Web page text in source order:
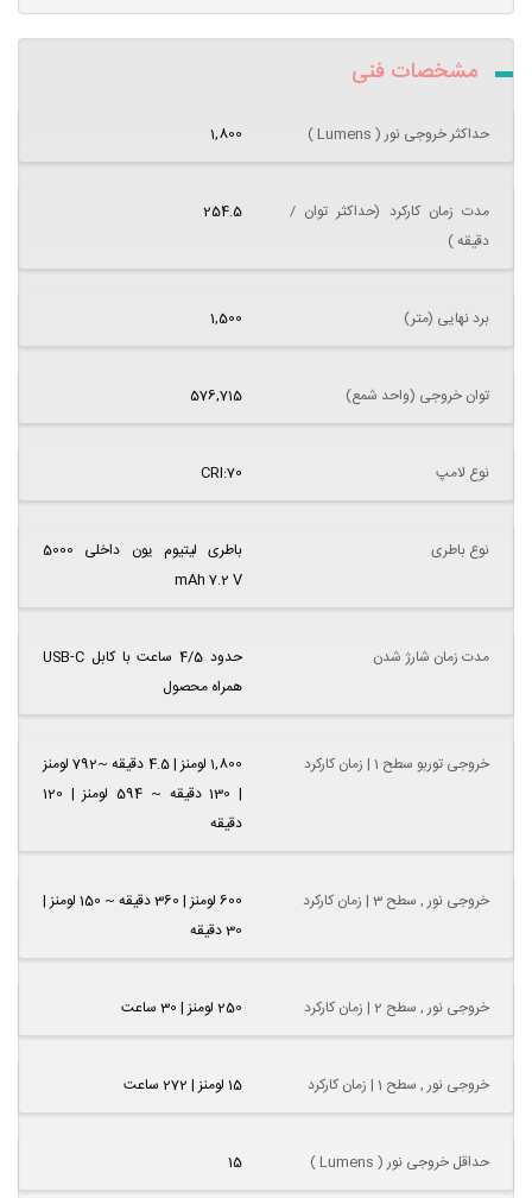
مشخصات فنی
حداکثر خروجی نور ( Lumens ) 1,800
مدت زمان کارکرد (حداکثر توان /
دقیقه )
254.5
برد نهایی (متر) 1,500
توان خروجی (واحد شمع) 576,715
نوع لامپ CRI:70
نوع باطری
باطری لیتیوم یون داخلی 5000
mAh 7.2 V
مدت زمان شارژ شدن
حدود 4/5 ساعت با کابل USB-C
همراه محصول
خروجی توربو سطح 1 | زمان کارکرد
1,800 لومنز | 4.5 دقیقه ~792 لومنز
| 130 دقیقه ~ 594 لومنز | 120
دقیقه
خروجی نور , سطح 3 | زمان کارکرد
600 لومنز | 360 دقیقه ~ 150 لومنز |
30 دقیقه
خروجی نور , سطح 2 | زمان کارکرد 250 لومنز | 30 ساعت
خروجی نور , سطح 1 | زمان کارکرد 15 لومنز | 272 ساعت
حداقل خروجی نور ( Lumens ) 15